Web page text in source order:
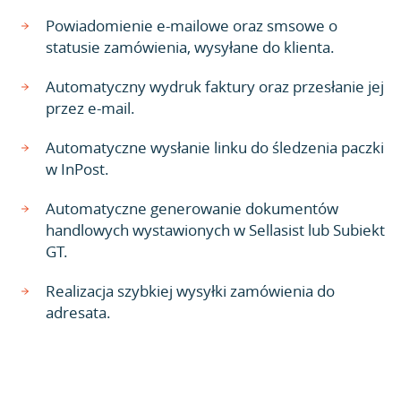
Powiadomienie e-mailowe oraz smsowe o
statusie zamówienia, wysyłane do klienta.
Automatyczny wydruk faktury oraz przesłanie jej
przez e-mail.
Automatyczne wysłanie linku do śledzenia paczki
w InPost.
Automatyczne generowanie dokumentów
handlowych wystawionych w Sellasist lub Subiekt
GT.
Realizacja szybkiej wysyłki zamówienia do
adresata.